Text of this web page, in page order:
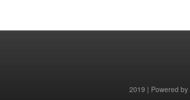
2019 | Powered by